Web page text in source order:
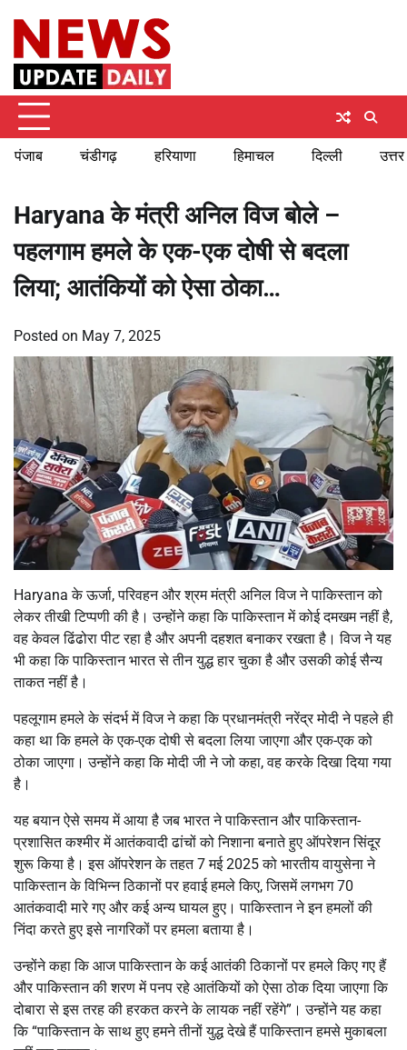
content
पंजाब चंडीगढ़ हरियाणा हिमाचल दिल्ली
Haryana के मंत्री अनिल विज बोले –
पहलगाम हमले के एक-एक दोषी से बदला
लिया; आतंकियों को ऐसा ठोका…
Posted on May 7, 2025
Haryana के ऊर्जा, परिवहन और श्रम मंत्री अनिल विज ने पाकिस्तान को
लेकर तीखी टिप्पणी की है। उन्होंने कहा कि पाकिस्तान में कोई दमखम नहीं है,
वह केवल ढिंढोरा पीट रहा है और अपनी दहशत बनाकर रखता है। विज ने यह
भी कहा कि पाकिस्तान भारत से तीन युद्ध हार चुका है और उसकी कोई सैन्य
ताकत नहीं है।
पहलूगाम हमले के संदर्भ में विज ने कहा कि प्रधानमंत्री नरेंद्र मोदी ने पहले ही
कहा था कि हमले के एक-एक दोषी से बदला लिया जाएगा और एक-एक को
ठोका जाएगा। उन्होंने कहा कि मोदी जी ने जो कहा, वह करके दिखा दिया गया
है।
यह बयान ऐसे समय में आया है जब भारत ने पाकिस्तान और पाकिस्तान-
प्रशासित कश्मीर में आतंकवादी ढांचों को निशाना बनाते हुए ऑपरेशन सिंदूर
शुरू किया है। इस ऑपरेशन के तहत 7 मई 2025 को भारतीय वायुसेना ने
पाकिस्तान के विभिन्न ठिकानों पर हवाई हमले किए, जिसमें लगभग 70
आतंकवादी मारे गए और कई अन्य घायल हुए। पाकिस्तान ने इन हमलों की
निंदा करते हुए इसे नागरिकों पर हमला बताया है।
उन्होंने कहा कि आज पाकिस्तान के कई आतंकी ठिकानों पर हमले किए गए हैं
और पाकिस्तान की शरण में पनप रहे आतंकियों को ऐसा ठोक दिया जाएगा कि
दोबारा से इस तरह की हरकत करने के लायक नहीं रहेंगे”। उन्होंने यह कहा
कि “पाकिस्तान के साथ हुए हमने तीनों युद्ध देखे हैं पाकिस्तान हमसे मुकाबला